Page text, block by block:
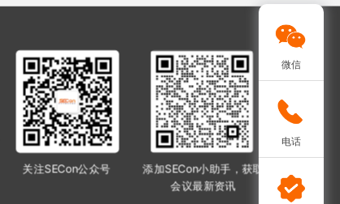
关注SECon公众号
添加SECon小助手，获取
会议最新资讯
微信
电话